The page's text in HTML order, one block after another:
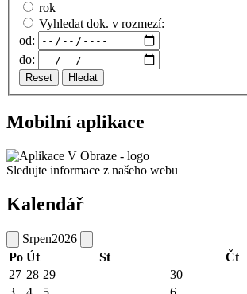
rok
Vyhledat dok. v rozmezí:
od:
do:
Reset Hledat
Mobilní aplikace
Sledujte informace z našeho webu
Kalendář
Srpen2026
Po Út St Čt
27 28 29 30